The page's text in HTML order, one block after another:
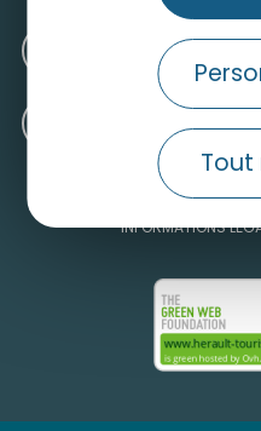
Tout
Médiathèque
Recrutement
INFORMATIONS